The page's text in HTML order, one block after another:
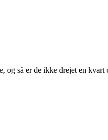
og så er de ikke drejet en kvart